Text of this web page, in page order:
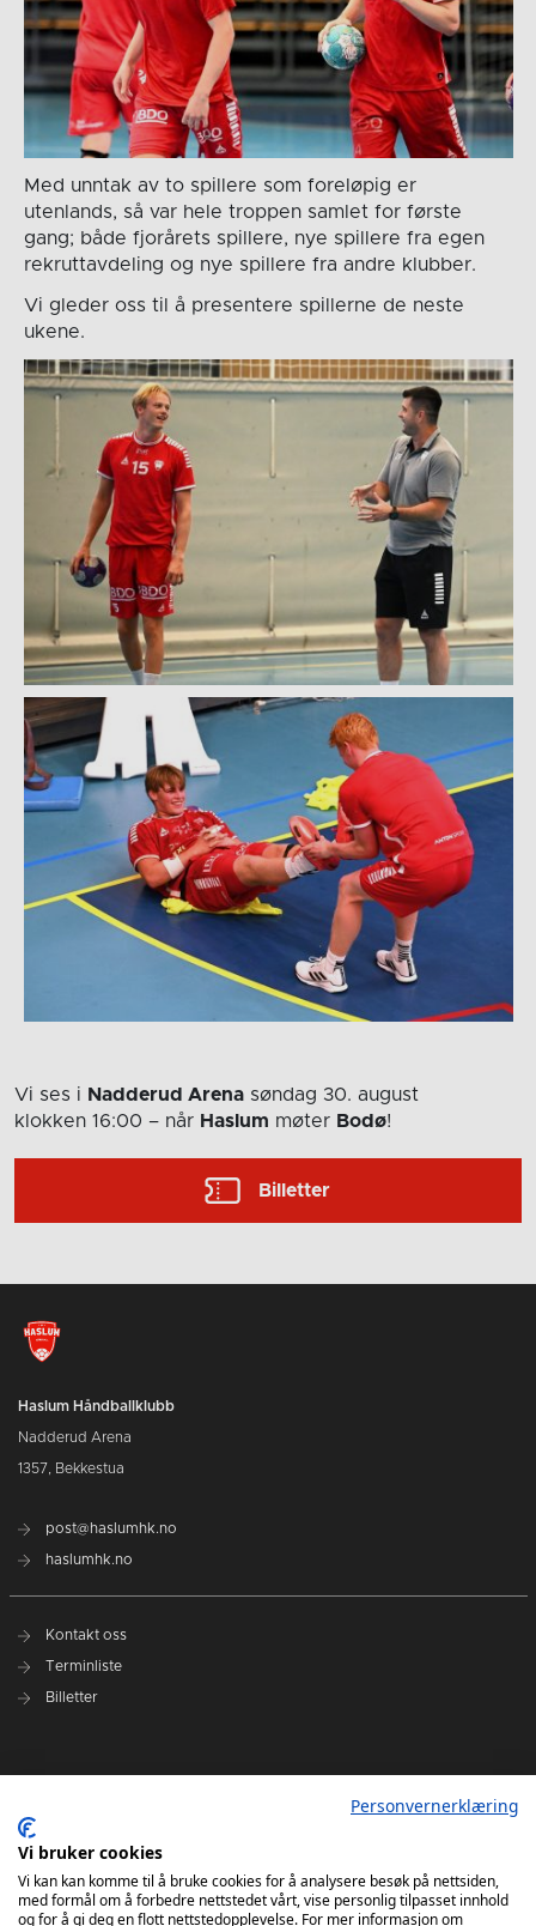
Med unntak av to spillere som foreløpig er
utenlands, så var hele troppen samlet for første
gang; både fjorårets spillere, nye spillere fra egen
rekruttavdeling og nye spillere fra andre klubber.
Vi gleder oss til å presentere spillerne de neste
ukene.
Vi ses i Nadderud Arena søndag 30. august
klokken 16:00 – når Haslum møter Bodø!
Billetter
Haslum Håndballklubb
Nadderud Arena
1357, Bekkestua
post@haslumhk.no
haslumhk.no
Kontakt oss
Terminliste
Billetter
Ansvarlig redaktør: Tore Solberg
Personvernerklæring
Vi bruker cookies
Vi kan kan komme til å bruke cookies for å analysere besøk på nettsiden,
med formål om å forbedre nettstedet vårt, vise personlig tilpasset innhold
og for å gi deg en flott nettstedopplevelse. For mer informasjon om